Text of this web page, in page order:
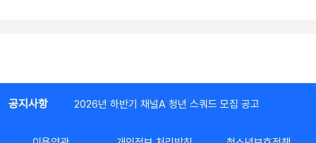
공지사항 2026년 하반기 채널A 청년 스쿼드 모집 공고